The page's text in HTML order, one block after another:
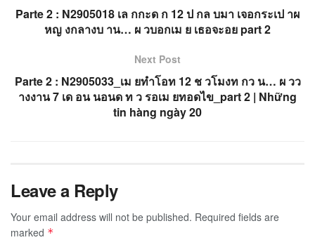
Parte 2 : N2905018 เล กกะด ก 12 ป กล บมา เจอกระเป าผ
หญ งกลางบ าน… ผ วบอกเม ย เธอจะอย part 2
Next Post
Parte 2 : N2905033_เม ยทำโอท 12 ช วโมงท กว น… ผ วว
างงาน 7 เด อน นอนด ท ว รอเม ยทอดไข_part 2 | Những
tin hàng ngày 20
Leave a Reply
Your email address will not be published. Required fields are
marked *